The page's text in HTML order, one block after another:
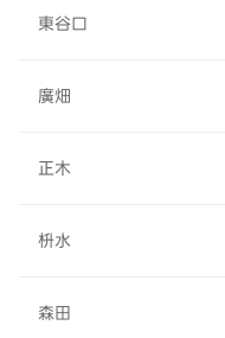
東谷口
廣畑
正木
枡水
森田